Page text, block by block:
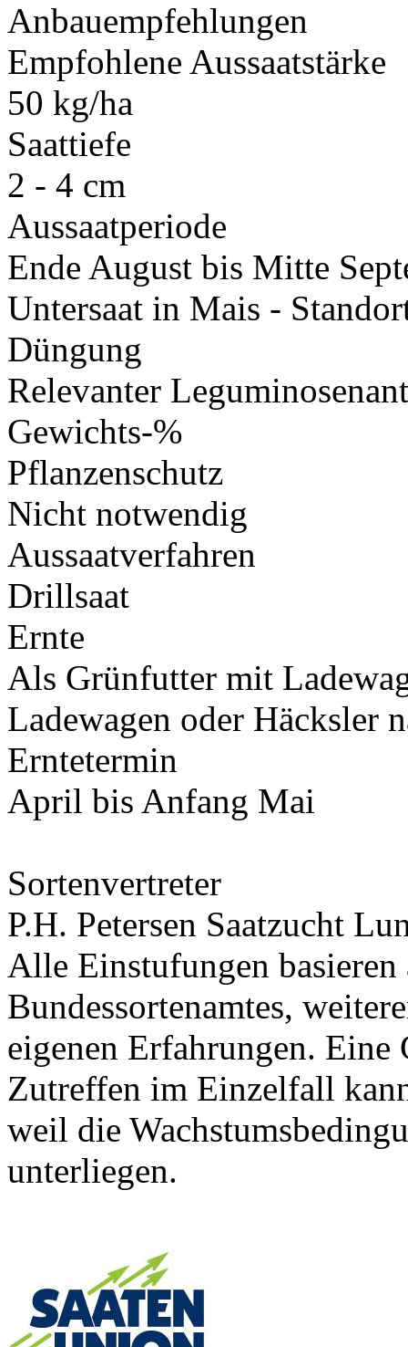
Anbauempfehlungen
Empfohlene Aussaatstärke
50 kg/ha
Saattiefe
2 - 4 cm
Aussaatperiode
Ende August bis Mitte
Untersaat in Mais -
Düngung
Relevanter
Gewichts-%
Pflanzenschutz
Nicht notwendig
Aussaatverfahren
Drillsaat
Ernte
Als Grünfutter mit
Ladewagen oder Häcksler
Erntetermin
April bis Anfang Mai
Sortenvertreter
P.H. Petersen Saatzucht
Alle Einstufungen basieren
Bundessortenamtes,
eigenen Erfahrungen.
Zutreffen im Einzelfall
weil die
unterliegen.